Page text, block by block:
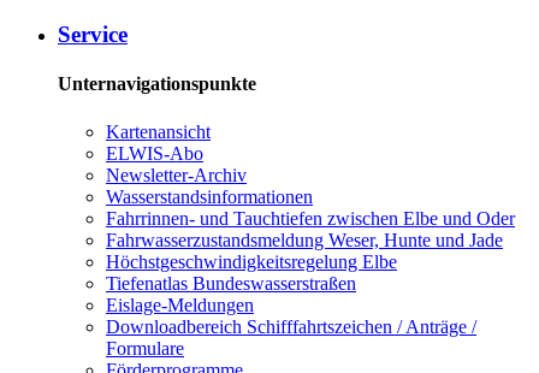
Service
Unternavigationspunkte
Kartenansicht
ELWIS-Abo
Newsletter-Archiv
Wasserstandsinformationen
Fahrrinnen- und Tauchtiefen zwischen Elbe und Oder
Fahrwasserzustandsmeldung Weser, Hunte und Jade
Höchstgeschwindigkeitsregelung Elbe
Tiefenatlas Bundeswasserstraßen
Eislage-Meldungen
Downloadbereich Schifffahrtszeichen / Anträge /
Formulare